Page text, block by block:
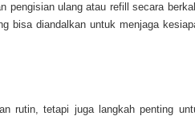
pengisian ulang atau refill secara
bisa diandalkan untuk menjaga
rutin, tetapi juga langkah penting